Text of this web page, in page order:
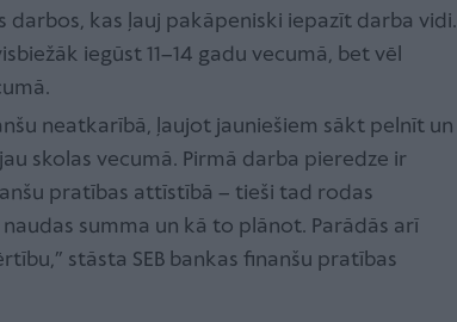
darbos, kas ļauj pakāpeniski iepazīt darba vidi.
iegūst 11–14 gadu vecumā, bet vēl
neatkarībā, ļaujot jauniešiem sākt pelnīt un
skolas vecumā. Pirmā darba pieredze ir
pratības attīstībā – tieši tad rodas
summa un kā to plānot. Parādās arī
stāsta SEB bankas finanšu pratības